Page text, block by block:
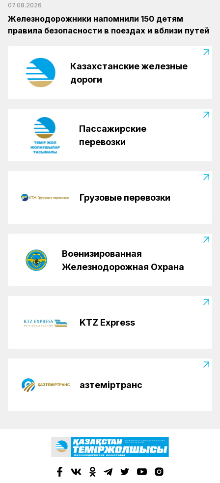
07.08.2026
Железнодорожники напомнили 150 детям
правила безопасности в поездах и вблизи путей
Казахстанские железные
дороги
Пассажирские
перевозки
Грузовые перевозки
Военизированная
Железнодорожная Охрана
KTZ Express
Қазтеміртранс